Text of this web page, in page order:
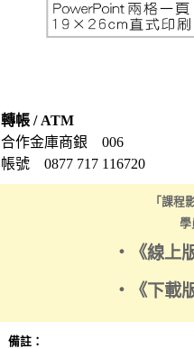
轉帳 / ATM
合作金庫商銀 006
帳號 0877 717 116720
「課程
學
‧《線上
‧《下載
備註：